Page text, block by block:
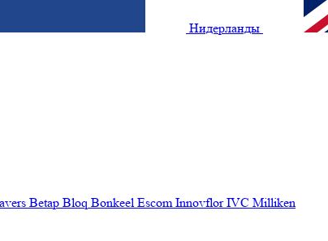
Нидерланды
Betap Bloq Bonkeel Escom Innovflor IVC Milliken